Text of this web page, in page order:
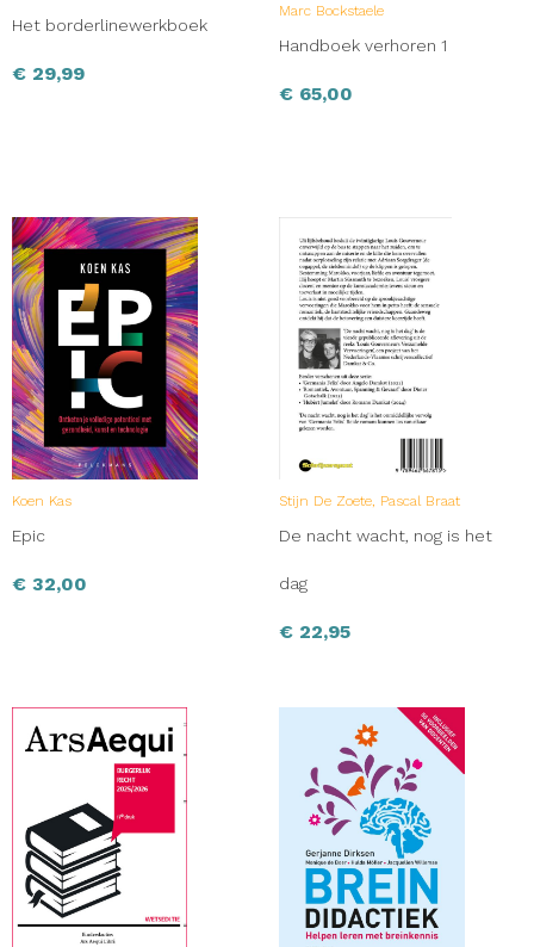
Het borderlinewerkboek
€ 29,99
Marc Bockstaele
Handboek verhoren 1
€ 65,00
Koen Kas
Epic
€ 32,00
Stijn De Zoete, Pascal Braat
De nacht wacht, nog is het
dag
€ 22,95